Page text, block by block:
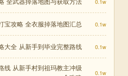
0.1w
宝攻略 全衣服掉落地图汇总 0.1w
大全 从新手到毕业完整路线 0.1w
线 从新手村到祖玛教主冲级
0.1w